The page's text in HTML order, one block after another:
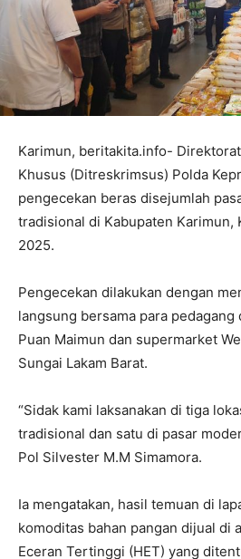
Karimun, beritakita.info-
Khusus (Ditreskrimsus) Polda
pengecekan beras disejumlah
tradisional di Kabupaten Karimun,
2025.
Pengecekan dilakukan dengan
langsung bersama para
Puan Maimun dan supermarket
Sungai Lakam Barat.
“Sidak kami laksanakan di tiga
tradisional dan satu di pasar
Pol Silvester M.M Simamora.
Ia mengatakan, hasil temuan di
komoditas bahan pangan dijual di
Eceran Tertinggi (HET) yang